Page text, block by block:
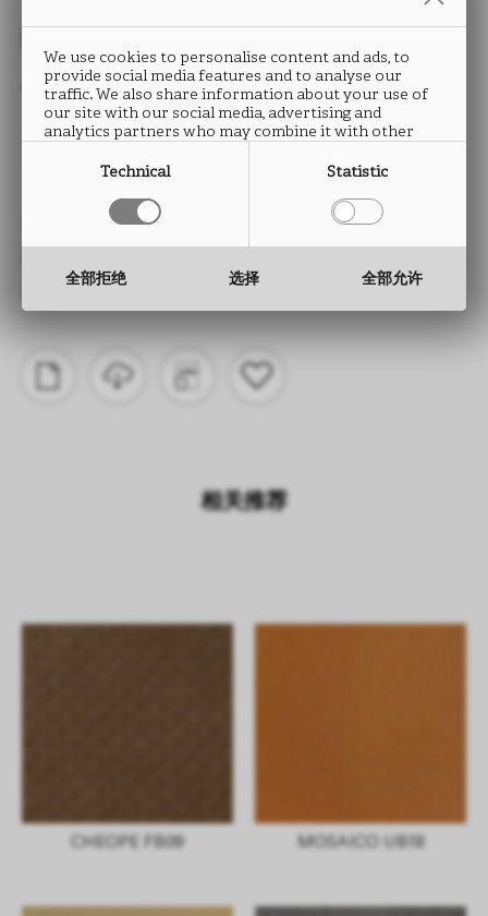
TOUCHER
UA92
类型： ABS封边条
厚度： 0.5 至 2.0 mm
相关推荐
CHEOPE FB09 MOSAICO UB18
We use cookies to personalise content and ads, to
provide social media features and to analyse our
traffic. We also share information about your use of
our site with our social media, advertising and
analytics partners who may combine it with other
they have collected from your use of their services.
Technical Statistic
全部拒绝 选择 全部允许